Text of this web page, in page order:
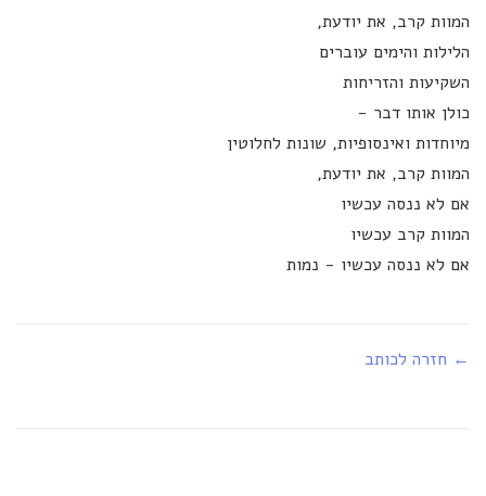
המוות קרב, את יודעת,
הלילות והימים עוברים
השקיעות והזריחות
כולן אותו דבר -
מיוחדות ואינסופיות, שונות לחלוטין
המוות קרב, את יודעת,
אם לא ננסה עכשיו
המוות קרב עכשיו
אם לא ננסה עכשיו - נמות
← חזרה לכותב